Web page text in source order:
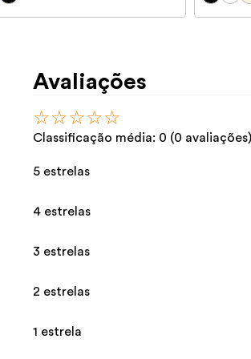
Avaliações
☆☆☆☆☆
Classificação média: 0 (0 avaliações)
5 estrelas
4 estrelas
3 estrelas
2 estrelas
1 estrela